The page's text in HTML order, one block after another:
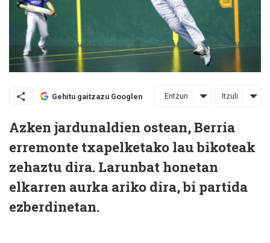
Gehitu gaitzazu Googlen Entzun Itzuli
Azken jardunaldien ostean, Berria
erremonte txapelketako lau bikoteak
zehaztu dira. Larunbat honetan
elkarren aurka ariko dira, bi partida
ezberdinetan.